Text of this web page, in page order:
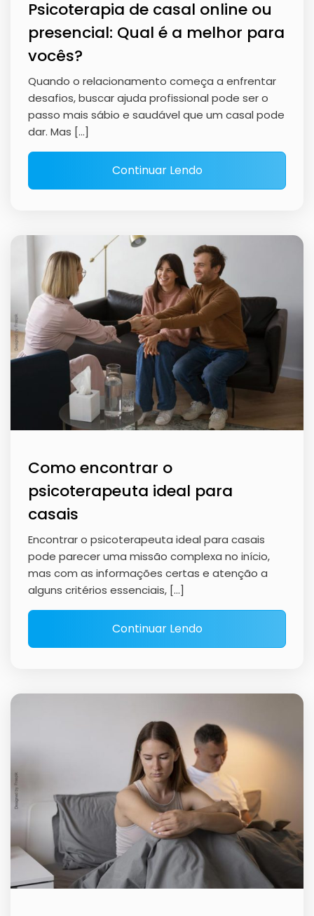
Psicoterapia de casal online ou
presencial: Qual é a melhor para
vocês?
Quando o relacionamento começa a enfrentar
desafios, buscar ajuda profissional pode ser o
passo mais sábio e saudável que um casal pode
dar. Mas […]
Continuar Lendo
Como encontrar o
psicoterapeuta ideal para
casais
Encontrar o psicoterapeuta ideal para casais
pode parecer uma missão complexa no início,
mas com as informações certas e atenção a
alguns critérios essenciais, […]
Continuar Lendo